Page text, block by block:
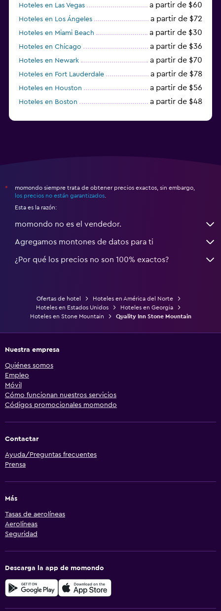
Hoteles en Las Vegas a partir de $60
Hoteles en Los Ángeles a partir de $72
Hoteles en Miami Beach a partir de $30
Hoteles en Chicago a partir de $36
Hoteles en Newark a partir de $70
Hoteles en Fort Lauderdale a partir de $78
Hoteles en Houston a partir de $56
Hoteles en Boston a partir de $48
*
momondo siempre trata de obtener precios exactos, sin embargo,
los precios no están garantizados
Esta es la razón:
momondo no es el vendedor.
Agregamos montones de datos para ti
¿Por qué los precios no son 100% exactos?
Ofertas de hotel
Hoteles en América del Norte
Hoteles en Estados Unidos
Hoteles en Georgia
Hoteles en Stone Mountain
Quality Inn Stone Mountain
Nuestra empresa
Quiénes somos
Empleo
Móvil
Cómo funcionan nuestros servicios
Códigos promocionales momondo
Contactar
Ayuda/Preguntas frecuentes
Prensa
Más
Tasas de aerolíneas
Aerolíneas
Seguridad
Descarga la app de momondo